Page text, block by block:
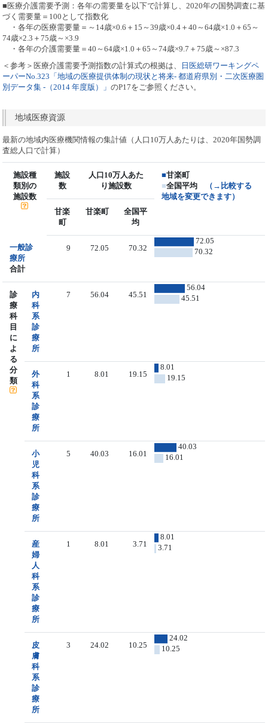
■医療介護需要予測：各年の需要量を以下で計算し、2020年の国勢調査に基
づく需要量＝100として指数化
・各年の医療需要量＝～14歳×0.6＋15～39歳×0.4＋40～64歳×1.0＋65～
74歳×2.3＋75歳～×3.9
・各年の介護需要量＝40～64歳×1.0＋65～74歳×9.7＋75歳～×87.3
＜参考＞医療介護需要予測指数の計算式の根拠は、
日医総研ワーキングペ
ーパーNo.323「地域の医療提供体制の現状と将来- 都道府県別・二次医療圏
別データ集 -（2014 年度版）」のP17をご参照ください。
地域医療資源
最新の地域内医療機関情報の集計値（人口10万人あたりは、2020年国勢調
査総人口で計算）
施設種
類別の
施設数
施設
数
人口10万人あた
り施設数
■甘楽町
■全国平均
（→比較する
地域を変更できます）
甘楽
町
甘楽町
全国平
均
一般診
療所
合計
9 72.05 70.32
72.05
70.32
診
療
科
目
に
よ
る
分
類
内
科
系
診
療
所
7 56.04 45.51
56.04
45.51
外
科
系
診
療
所
1 8.01 19.15
8.01
19.15
小
児
科
系
診
療
所
5 40.03 16.01
40.03
16.01
産
婦
人
科
系
診
療
所
1 8.01 3.71
8.01
3.71
皮
膚
科
系
診
療
所
3 24.02 10.25
24.02
10.25